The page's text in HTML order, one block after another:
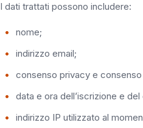
I dati trattati possono includere:
nome;
indirizzo email;
consenso privacy e
data e ora dell’iscrizione e
indirizzo IP utilizzato al